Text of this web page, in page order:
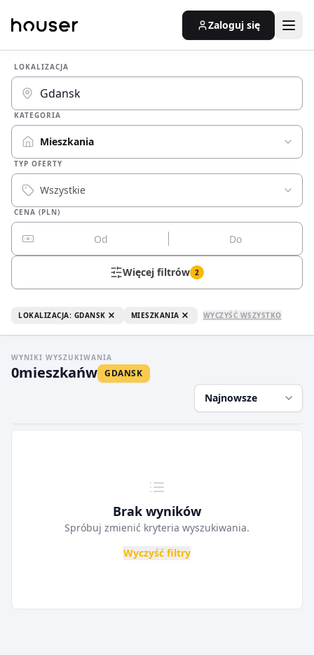
Zaloguj się
LOKALIZACJA
KATEGORIA
Mieszkania
TYP OFERTY
Wszystkie
CENA (PLN)
Więcej filtrów 2
LOKALIZACJA: GDANSK MIESZKANIA WYCZYŚĆ WSZYSTKO
WYNIKI WYSZUKIWANIA
0mieszkańw GDANSK
Najnowsze
Brak wyników
Spróbuj zmienić kryteria wyszukiwania.
Wyczyść filtry